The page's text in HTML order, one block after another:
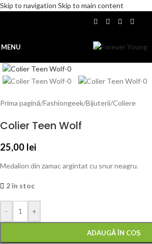
Skip to navigation Skip to main content
MENU
Prima pagină/Fashiongeek/Bijuterii/Coliere
Colier Teen Wolf
25,00 lei
Medalion din zamac argintat cu snur neagru.
2 în stoc
- +
ADAUGĂ ÎN COȘ